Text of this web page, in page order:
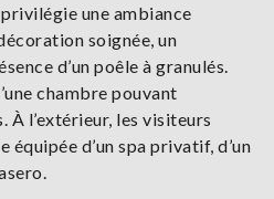
une ambiance
soignée, un
d’un poêle à granulés.
chambre pouvant
À l’extérieur, les visiteurs
équipée d’un spa privatif, d’un